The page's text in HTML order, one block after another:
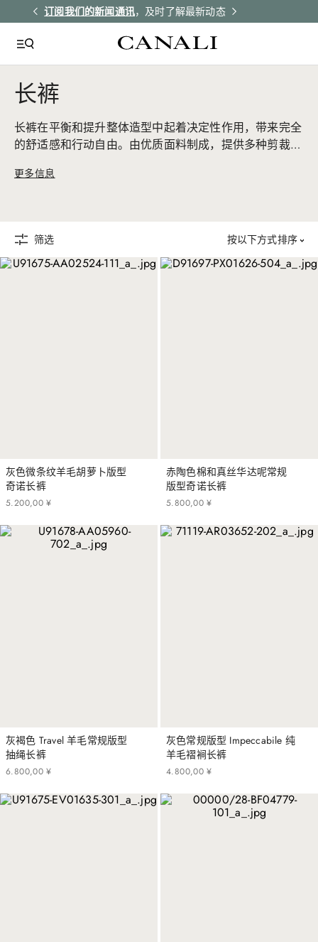
订阅我们的新闻通讯，及时了解最新动态
长裤
更多信息
长裤在平衡和提升整体造型中起着决定性作用，带来完全
的舒适感和行动自由。由优质面料制成，提供多种剪裁选
筛选 按以下方式排序
灰色微条纹羊毛胡萝卜版型
奇诺长裤
¥
5 ,
200
. 00
赤陶色棉和真丝华达呢常规
版型奇诺长裤
¥
5 ,
800
. 00
灰褐色 Travel 羊毛常规版型
抽绳长裤
¥
6 ,
800
. 00
灰色常规版型 Impeccabile 纯
羊毛褶裥长裤
¥
4 ,
800
. 00